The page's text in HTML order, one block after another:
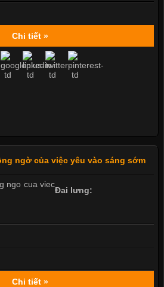
Chi tiết »
ngờ của việc yêu vào sáng sớm
Đai lưng:
Chi tiết »